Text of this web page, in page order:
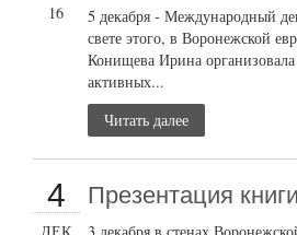
16
5 декабря - Международный
свете этого, в Воронежской
Конищева Ирина
активных...
Читать далее
4 Презентация книги